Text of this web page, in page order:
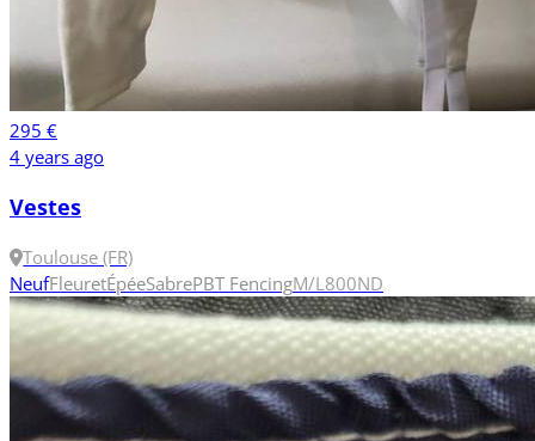
295 €
4 years ago
Vestes
Toulouse (FR)
NeufFleuretÉpéeSabrePBT FencingM/L 800ND